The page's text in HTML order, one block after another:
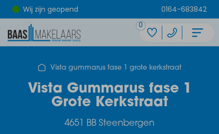
Wij zijn geopend 0164-683842
0
Vista gummarus fase 1 grote kerkstraat
Vista Gummarus fase 1
Grote Kerkstraat
4651 BB Steenbergen